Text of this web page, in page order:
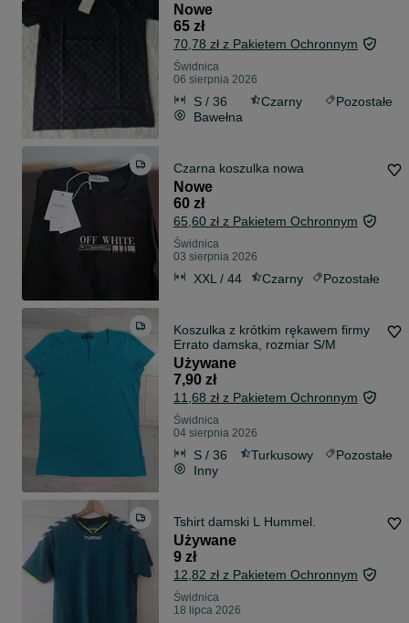
Nowe
65 zł
70,78 zł z Pakietem Ochronnym
Świdnica
06 sierpnia 2026
S / 36 Czarny
Pozostałe
Bawełna
Czarna koszulka nowa
Nowe
60 zł
65,60 zł z Pakietem Ochronnym
Świdnica
03 sierpnia 2026
XXL / 44 Czarny Pozostałe
Koszulka z krótkim rękawem firmy
Errato damska, rozmiar S/M
Używane
7,90 zł
11,68 zł z Pakietem Ochronnym
Świdnica
04 sierpnia 2026
S / 36 Turkusowy
Pozostałe
Inny
Tshirt damski L Hummel.
Używane
9 zł
12,82 zł z Pakietem Ochronnym
Świdnica
18 lipca 2026